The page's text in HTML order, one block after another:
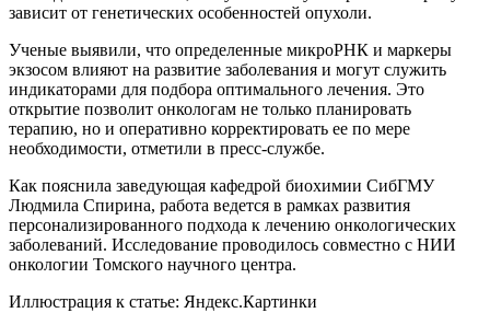
зависит от генетических особенностей опухоли.
Ученые выявили, что определенные микроРНК и маркеры
экзосом влияют на развитие заболевания и могут служить
индикаторами для подбора оптимального лечения. Это
открытие позволит онкологам не только планировать
терапию, но и оперативно корректировать ее по мере
необходимости, отметили в пресс-службе.
Как пояснила заведующая кафедрой биохимии СибГМУ
Людмила Спирина, работа ведется в рамках развития
персонализированного подхода к лечению онкологических
заболеваний. Исследование проводилось совместно с НИИ
онкологии Томского научного центра.
Иллюстрация к статье: Яндекс.Картинки